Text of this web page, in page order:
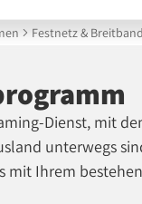
Festnetz & Breitband
Dienst, mit
unterwegs
mit Ihrem